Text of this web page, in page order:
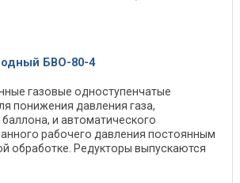
БВО-80-4
газовые одноступенчатые
понижения давления газа,
и автоматического
рабочего давления постоянным
обработке. Редукторы выпускаются